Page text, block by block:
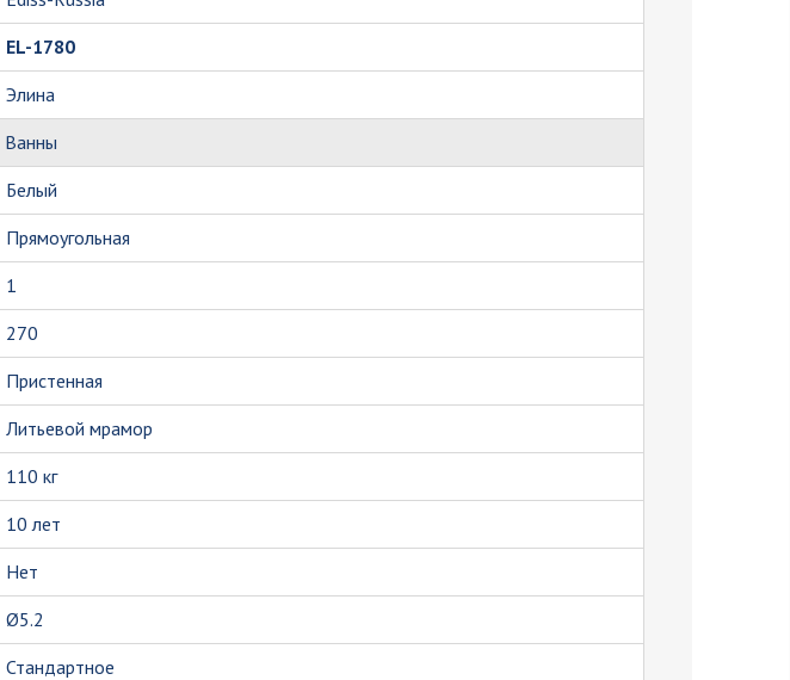
EL-1780
Элина
Ванны
Белый
Прямоугольная
1
270
Пристенная
Литьевой мрамор
110 кг
10 лет
Нет
Ø5.2
Стандартное